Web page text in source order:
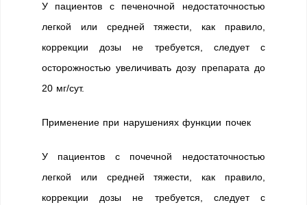
У пациентов с печеночной недостаточностью
легкой или средней тяжести, как правило,
коррекции дозы не требуется, следует с
осторожностью увеличивать дозу препарата до
20 мг/сут.
Применение при нарушениях функции почек
У пациентов с почечной недостаточностью
легкой или средней тяжести, как правило,
коррекции дозы не требуется, следует с